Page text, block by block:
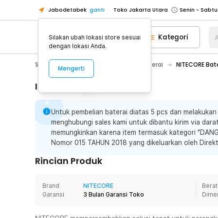
Jabodetabek ganti Toko Jakarta Utara
Toko Tangerang
Toko Cikupa
Pick n Go Jakarta Barat
Senin -
Pick n Go Bekasi
Senin - Jumat
Senin - Jumat
Senin -
Toko Jakarta Barat
Senin -
Toko Jakarta Utara
Toko Tangerang
Senin -
Senin - Jumat
Kategori
Sport & Outdoor Baterai NITECORE
Informasi Penting
Untuk pembelian baterai diatas 5 pcs dan
menghubungi sales kami untuk dibantu kirim via
memungkinkan karena item termasuk kategori
Nomor 015 TAHUN 2018 yang dikeluarkan oleh
Rincian Produk
Brand
NITECORE
Garansi
3 Bulan Garansi Toko
Silakan ubah lokasi store sesuai
dengan lokasi Anda.
Mengerti